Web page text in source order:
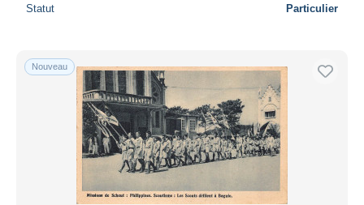
Statut Particulier
Nouveau